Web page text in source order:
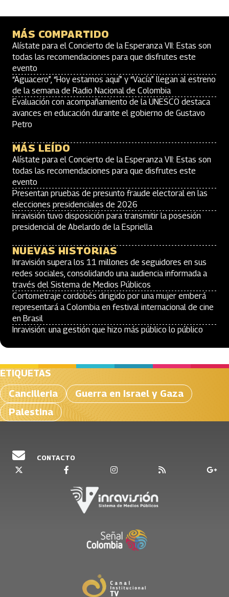
MÁS COMPARTIDO
Alístate para el Concierto de la Esperanza VII: Estas son
todas las recomendaciones para que disfrutes este
evento
“Aguacero”, “Hoy estamos aquí” y “Vacía” llegan al estreno
de la semana de Radio Nacional de Colombia
Evaluación con acompañamiento de la UNESCO destaca
avances en educación durante el gobierno de Gustavo
Petro
MÁS LEÍDO
Alístate para el Concierto de la Esperanza VII: Estas son
todas las recomendaciones para que disfrutes este
evento
Presentan pruebas de presunto fraude electoral en las
elecciones presidenciales de 2026
Inravisión tuvo disposición para transmitir la posesión
presidencial de Abelardo de la Espriella
NUEVAS HISTORIAS
Inravisión supera los 11 millones de seguidores en sus
redes sociales, consolidando una audiencia informada a
través del Sistema de Medios Públicos
Cortometraje cordobés dirigido por una mujer emberá
representará a Colombia en festival internacional de cine
en Brasil
Inravisión: una gestión que hizo más público lo público
ETIQUETAS
Cancilleria
Guerra en Israel y Gaza
Palestina
CONTACTO